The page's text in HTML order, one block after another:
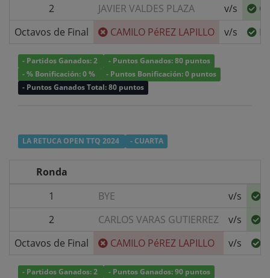
2
JAVIER VALDES PLAZA v/s
Octavos de Final
CAMILO PéREZ LAPILLO v/s
- Partidos Ganados: 2
- Puntos Ganados: 80 puntos
- % Bonificación: 0 %
- Puntos Bonificación: 0 puntos
- Puntos Ganados Total: 80 puntos
LA RETUCA OPEN TTQ 2024 - CUARTA
Ronda
1
BYE v/s
2
CARLOS VARAS GUTIERREZ v/s
Octavos de Final
CAMILO PéREZ LAPILLO v/s
- Partidos Ganados: 2
- Puntos Ganados: 90 puntos